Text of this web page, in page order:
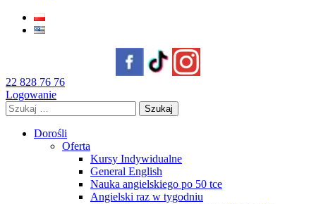
22 828 76 76
Logowanie
Szukaj:
Dorośli
Oferta
Kursy Indywidualne
General English
Nauka angielskiego po 50 tce
Angielski raz w tygodniu